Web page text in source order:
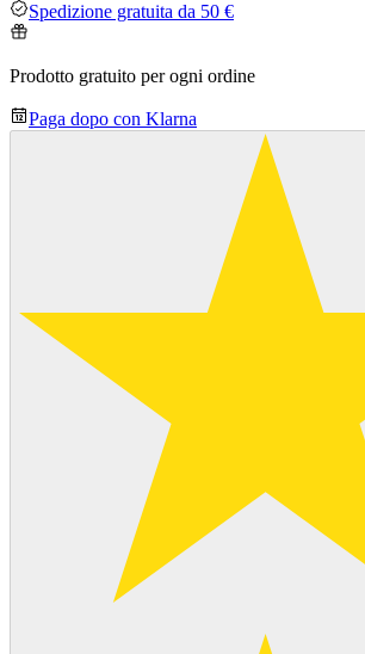
Spedizione gratuita da 50 €
Prodotto gratuito per ogni ordine
Paga dopo con Klarna